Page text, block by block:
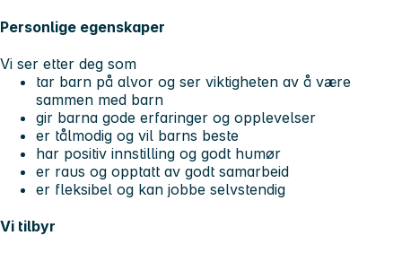
Personlige egenskaper
Vi ser etter deg som
tar barn på alvor og ser viktigheten av å være
sammen med barn
gir barna gode erfaringer og opplevelser
er tålmodig og vil barns beste
har positiv innstilling og godt humør
er raus og opptatt av godt samarbeid
er fleksibel og kan jobbe selvstendig
Vi tilbyr